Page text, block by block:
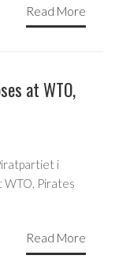
Read More
at WTO,
i
WTO, Pirates
Read More